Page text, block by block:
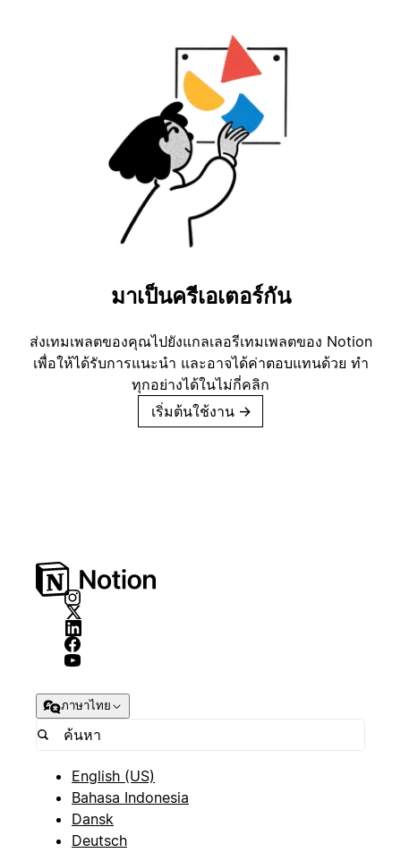
มาเป็นครีเอเตอร์กัน
ส่งเทมเพลตของคุณไปยังแกลเลอรีเทมเพลตของ Notion
เพื่อให้ได้รับการแนะนำ และอาจได้ค่าตอบแทนด้วย ทำ
ทุกอย่างได้ในไม่กี่คลิก
เริ่มต้นใช้งาน →
ภาษาไทย
English (US)
Bahasa Indonesia
Dansk
Deutsch